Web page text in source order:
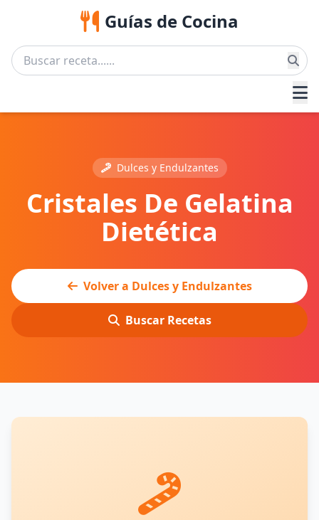
Guías de Cocina
Dulces y Endulzantes
Cristales De Gelatina
Dietética
Volver a Dulces y Endulzantes
Buscar Recetas